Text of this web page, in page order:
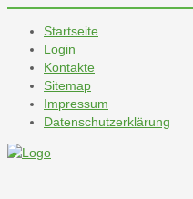
Startseite
Login
Kontakte
Sitemap
Impressum
Datenschutzerklärung